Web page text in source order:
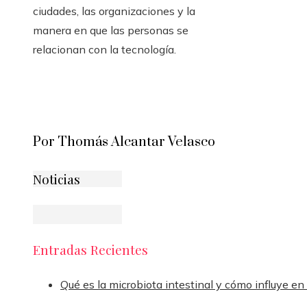
ciudades, las organizaciones y la
manera en que las personas se
relacionan con la tecnología.
Por Thomás Alcantar Velasco
Noticias
Entradas Recientes
Qué es la microbiota intestinal y cómo influye en